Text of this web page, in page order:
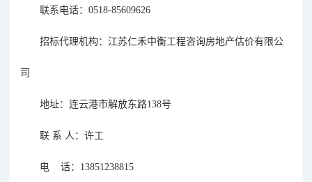
联系电话： 0518-85609626
招标代理机构：江苏仁禾中衡工程咨询房地产估价有限公
司
地址： 连云港市解放东路138号
联 系 人：许工
电 话： 13851238815